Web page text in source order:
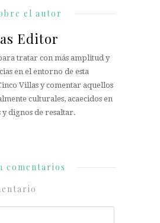
el autor
Editor
tratar con más amplitud y
en el entorno de esta
Villas y comentar aquellos
culturales, acaecidos en
dignos de resaltar.
comentarios